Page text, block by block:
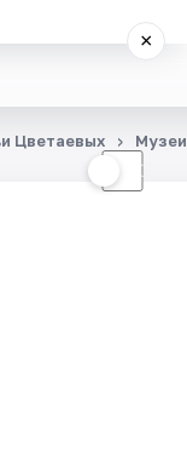
×
☾
Цветаевых Музеи